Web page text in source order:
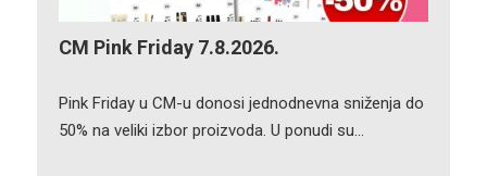
CM Pink Friday 7.8.2026.
Pink Friday u CM-u donosi jednodnevna sniženja do
50% na veliki izbor proizvoda. U ponudi su…